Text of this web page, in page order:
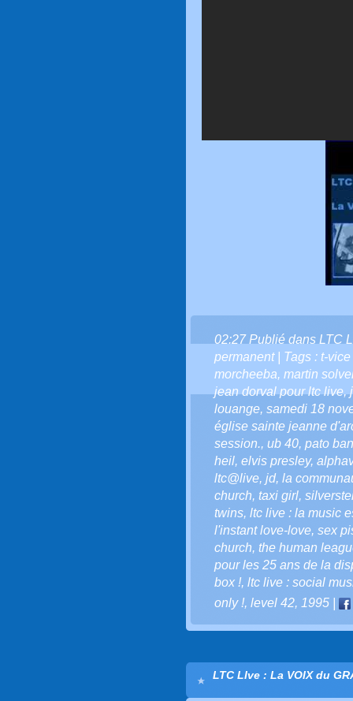
02:27 Publié dans LTC
permanent| Tags : t-
morcheeba, martin
jean dorval pour ltc live,
louange, samedi 18
église sainte jeanne
session., ub 40, pato
heil, elvis presley,
ltc@live, jd, la
church, taxi girl,
twins, ltc live : la music
l'instant love-love, sex
church, the human
pour les 25 ans de la
box !, ltc live : social
only !, level 42, 1995
LTC LIve : La VOIX du